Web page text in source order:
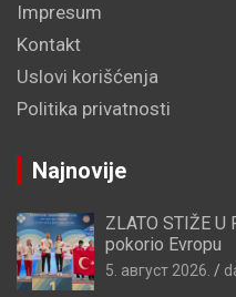
Impresum
Kontakt
Uslovi korišćenja
Politika privatnosti
Najnovije
ZLATO STIŽE U
pokorio Evropu
5. август 2026.